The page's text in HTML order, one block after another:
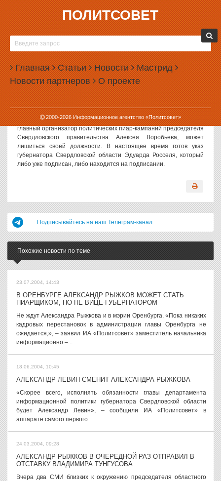
ПОЛИТСОВЕТ
Главная Статьи Новости Мастрид
Новости партнеров О проекте
2000-2026Информационное агентство «Политсовет»
16.06.2004, 12:09
ЗАМЕСТИТЕЛЬ ГЛАВЫ АДМИНИСТРАЦИИ
ГУБЕРНАТОРА СВЕРДЛОВСКОЙ ОБЛАСТИ
АЛЕКСАНДР РЫЖКОВ МОЖЕТ БЫТЬ
ОТПРАВЛЕН В ОТСТАВКУ
Как стало известно ИА «Политсовет, заместитель главы
администрации губернатора Свердловской области –
руководитель департамента информации губернатора
Свердловской области Александр Рыжков, известный также как
главный организатор политических пиар-кампаний председателя
Свердловского правительства Алексея Воробьева, может
лишиться своей должности. В настоящее время готов указ
губернатора Свердловской области Эдуарда Росселя, который
либо уже подписан, либо находится на подписании.
Подписывайтесь на наш Телеграм-канал
Похожие новости по теме
23.07.2004, 14:43
В ОРЕНБУРГЕ АЛЕКСАНДР РЫЖКОВ МОЖЕТ СТАТЬ
ПИАРЩИКОМ, НО НЕ ВИЦЕ-ГУБЕРНАТОРОМ
Не ждут Александра Рыжкова и в мэрии Оренбурга. «Пока никаких
кадровых перестановок в администрации главы Оренбурга не
ожидается,», – заявил ИА «Политсовет» заместитель начальника
информационно –...
18.06.2004, 10:45
АЛЕКСАНДР ЛЕВИН СМЕНИТ АЛЕКСАНДРА РЫЖКОВА
«Скорее всего, исполнять обязанности главы департамента
информационной политики губернатора Свердловской области
будет Александр Левин», – сообщили ИА «Политсовет» в
аппарате самого первого...
24.03.2004, 09:28
АЛЕКСАНДР РЫЖКОВ В ОЧЕРЕДНОЙ РАЗ ОТПРАВИЛ В
ОТСТАВКУ ВЛАДИМИРА ТУНГУСОВА
Вчера два СМИ близких к окружению председателя областного